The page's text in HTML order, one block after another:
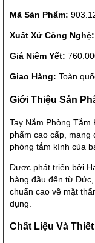
Mã Sản Phẩm:
Xuất Xứ Công Nghệ:
Giá Niêm Yết:
Giao Hàng: Toàn
Giới Thiệu Sản
Tay Nắm Phòng Tắm
phẩm cao cấp, mang
phòng tắm kính của
Được phát triển bởi
hàng đầu đến từ
chuẩn cao về mặt
dụng.
Chất Liệu Và